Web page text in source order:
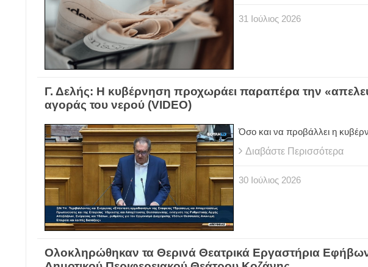
31 Ιούλιος 2026
Γ. Δελής: Η κυβέρνηση προχωράει παραπέρα την
αγοράς του νερού (VIDEO)
Όσο και να προβάλλει η
Διαβάστε Περισσότερα
30 Ιούλιος 2026
Ολοκληρώθηκαν τα Θερινά Θεατρικά Εργαστήρια